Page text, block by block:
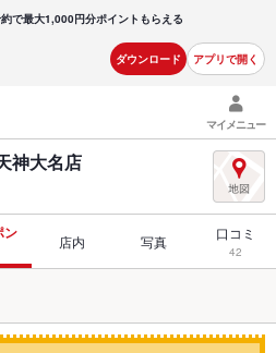
で最大1,000円分ポイントもらえる
ダウンロード アプリで開く
マイメニュー
神大名店
ン 店内 写真 口コミ
42